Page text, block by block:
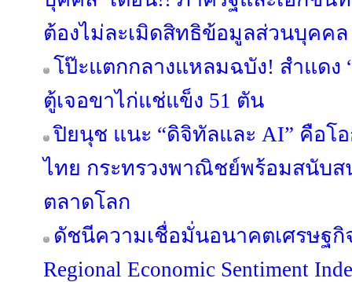
ต้องไม่ละเมิดสิทธิข้อมูลส่วนบุคคล
โป๊ะแตกกลางแหลมฉบัง! สำแดง
ตู้เจอขาไก่แช่แข็ง 51 ตัน
ปิยนุช แนะ “ดิจิทัลและ AI” คือโ
ไทย กระทรวงพาณิชย์พร้อมสนับส
ตลาดโลก
ดัชนีความเชื่อมั่นอนาคตเศรษฐกิ
Regional Economic Sentiment